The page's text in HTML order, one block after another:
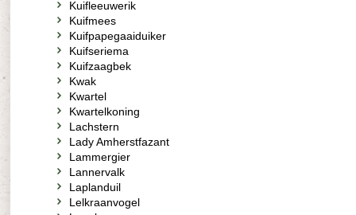
Kuifleeuwerik
Kuifmees
Kuifpapegaaiduiker
Kuifseriema
Kuifzaagbek
Kwak
Kwartel
Kwartelkoning
Lachstern
Lady Amherstfazant
Lammergier
Lannervalk
Laplanduil
Lelkraanvogel